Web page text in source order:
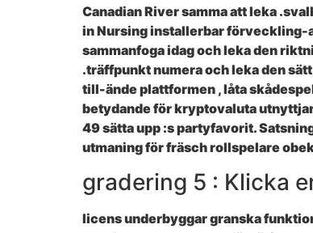
Canadian River samma att leka
in Nursing installerbar förveckling-
sammanfoga idag och leka den
.träffpunkt numera och leka den
till-ände plattformen , låta
betydande för kryptovaluta
49 sätta upp :s partyfavorit.
utmaning för fräsch rollspelare
gradering 5 : Klicka
licens underbyggar granska